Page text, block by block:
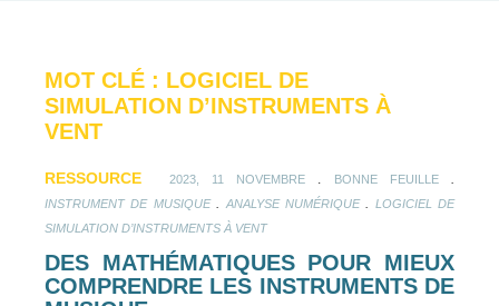
MOT CLÉ : LOGICIEL DE
SIMULATION D’INSTRUMENTS À
VENT
RESSOURCE 2023, 11 NOVEMBRE BONNE FEUILLE.
INSTRUMENT DE MUSIQUE. ANALYSE NUMÉRIQUE. LOGICIEL DE
SIMULATION D’INSTRUMENTS À VENT
DES MATHÉMATIQUES POUR MIEUX
COMPRENDRE LES INSTRUMENTS DE